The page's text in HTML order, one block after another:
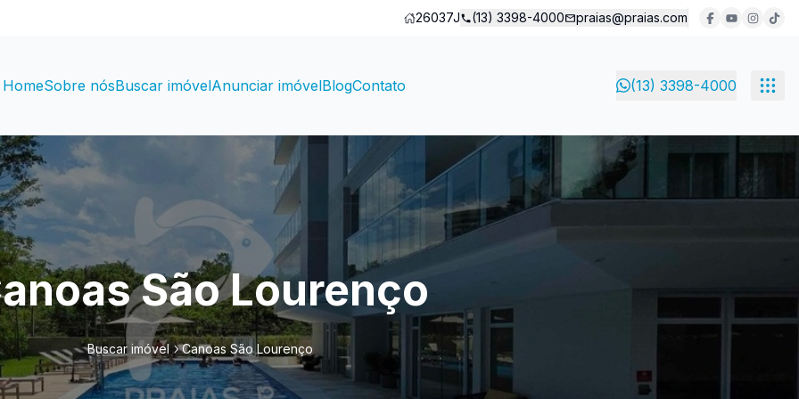
26037J (13) 3398-4000 praias@praias.com
HomeSobre nósBuscar imóvelAnunciar imóvelBlogContato (13) 3398-4000
São Lourenço
Buscar imóvel Canoas São Lourenço